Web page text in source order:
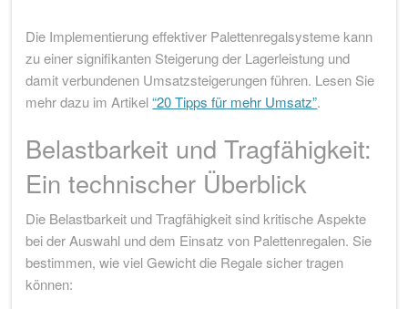
Die Implementierung effektiver Palettenregalsysteme kann
zu einer signifikanten Steigerung der Lagerleistung und
damit verbundenen Umsatzsteigerungen führen. Lesen Sie
mehr dazu im Artikel“20 Tipps für mehr Umsatz”.
Belastbarkeit und Tragfähigkeit:
Ein technischer Überblick
Die Belastbarkeit und Tragfähigkeit sind kritische Aspekte
bei der Auswahl und dem Einsatz von Palettenregalen. Sie
bestimmen, wie viel Gewicht die Regale sicher tragen
können: